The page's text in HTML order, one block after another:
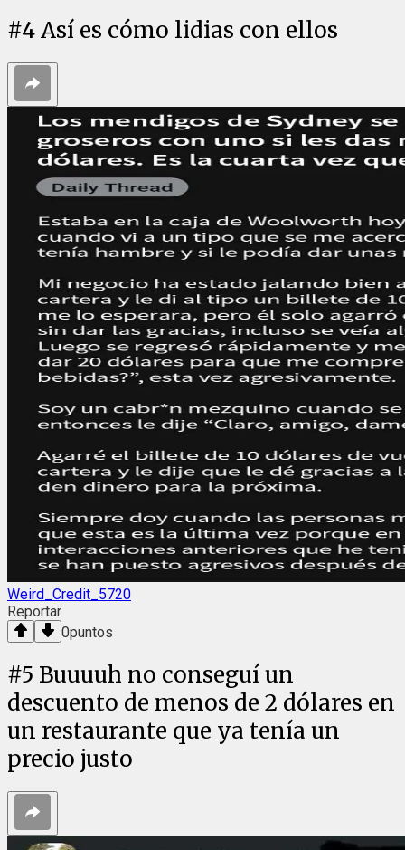
#4Así es cómo lidias con ellos
Weird_Credit_5720
Reportar
0puntos
#5 Buuuuh no conseguí un
descuento de menos de 2 dólares en
un restaurante que ya tenía un
precio justo